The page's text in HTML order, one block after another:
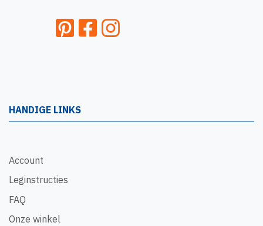
HANDIGE LINKS
Account
Leginstructies
FAQ
Onze winkel